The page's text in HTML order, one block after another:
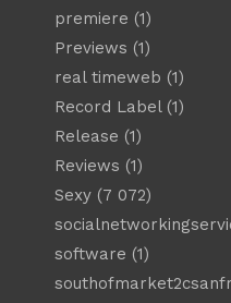
premiere (1)
Previews (1)
real timeweb (1)
Record Label(1)
Release (1)
Reviews (1)
Sexy(7 072)
software (1)